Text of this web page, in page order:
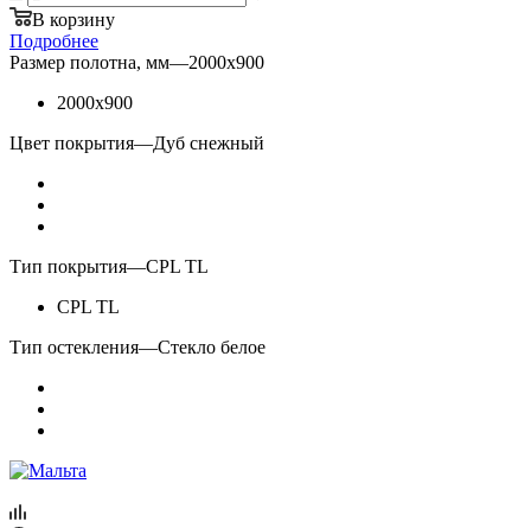
В корзину
Подробнее
Размер полотна, мм—2000x900
2000x900
Цвет покрытия—Дуб снежный
Тип покрытия—CPL TL
CPL TL
Тип остекления—Стекло белое